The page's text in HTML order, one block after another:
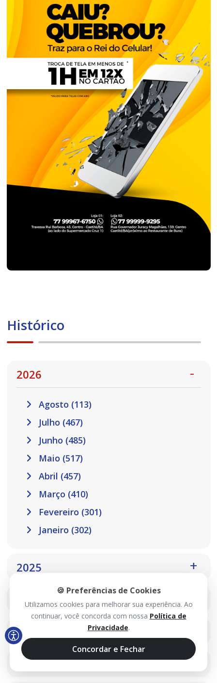
Histórico
2026
Agosto (113)
Julho (467)
Junho (485)
Maio (517)
Abril (457)
Março (410)
Fevereiro (301)
Janeiro (302)
2025
2024
2023
2022
🍪 Preferências de Cookies
Utilizamos cookies para melhorar sua experiência. Ao
continuar, você concorda com nossa Política de
Privacidade.
Concordar e Fechar